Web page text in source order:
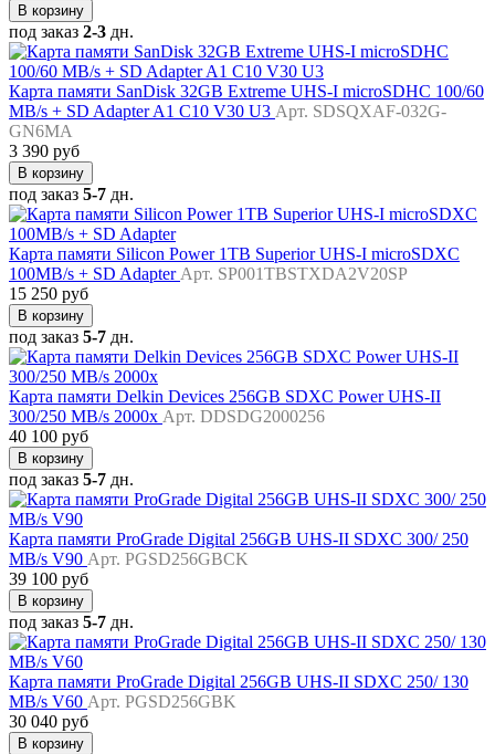
В корзину
под заказ 2-3 дн.
Карта памяти SanDisk 32GB Extreme UHS-I microSDHC 100/60
MB/s + SD Adapter A1 C10 V30 U3 Арт. SDSQXAF-032G-
GN6MA
3 390 руб
В корзину
под заказ 5-7 дн.
Карта памяти Silicon Power 1TB Superior UHS-I microSDXC
100MB/s + SD Adapter Арт. SP001TBSTXDA2V20SP
15 250 руб
В корзину
под заказ 5-7 дн.
Карта памяти Delkin Devices 256GB SDXC Power UHS-II
300/250 MB/s 2000x Арт. DDSDG2000256
40 100 руб
В корзину
под заказ 5-7 дн.
Карта памяти ProGrade Digital 256GB UHS-II SDXC 300/ 250
MB/s V90 Арт. PGSD256GBCK
39 100 руб
В корзину
под заказ 5-7 дн.
Карта памяти ProGrade Digital 256GB UHS-II SDXC 250/ 130
MB/s V60 Арт. PGSD256GBK
30 040 руб
В корзину